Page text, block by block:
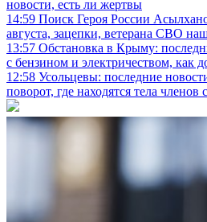
новости, есть ли жертвы
14:59 Поиск Героя России
августа, зацепки, ветерана СВО
13:57 Обстановка в Крыму:
с бензином и электричеством, как
12:58 Усольцевы: последние
поворот, где находятся тела членов